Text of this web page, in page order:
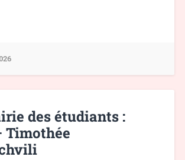
des étudiants :
Timothée